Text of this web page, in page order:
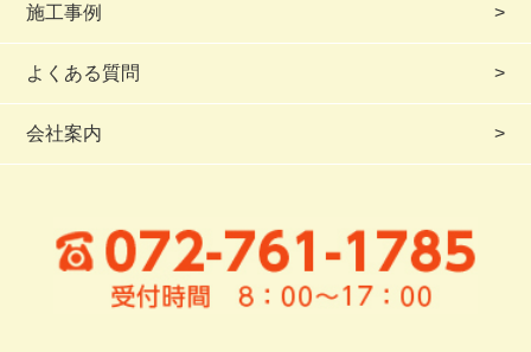
施工事例
よくある質問
会社案内